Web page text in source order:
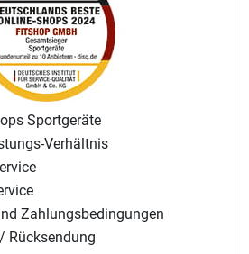
Sportgeräte
Verhältnis
Zahlungsbedingungen
Rücksendung